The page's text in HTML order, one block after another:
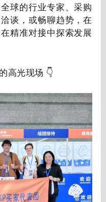
球的行业专家、采购
谈，或畅聊趋势，在
精准对接中探索发展
高光现场 👇